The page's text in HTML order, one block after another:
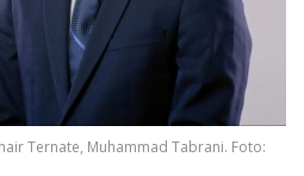
Ternate, Muhammad Tabrani. Foto: